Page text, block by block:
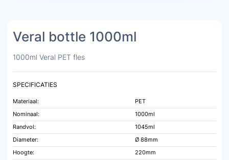
Veral bottle 1000ml
1000ml Veral PET fles
SPECIFICATIES
Materiaal:
PET
Nominaal:
1000ml
Randvol:
1045ml
Diameter:
Ø 88mm
Hoogte:
220mm